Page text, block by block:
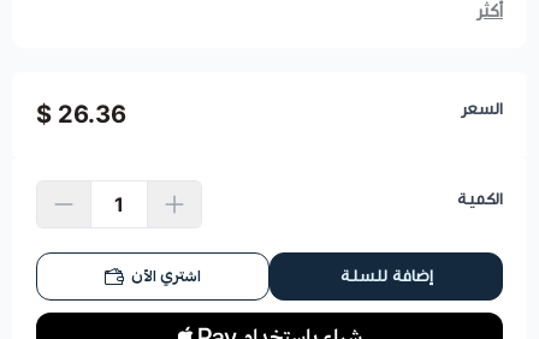
أكثر
السعر 26.36 $
الكمية
إضافة للسلة اشتري الآن